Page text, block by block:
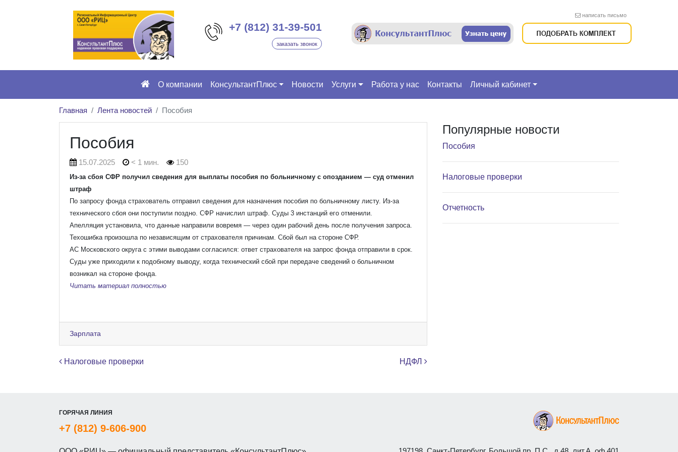
+7 (812) 31-39-501
заказать звонок
написать письмо
О компании КонсультантПлюс Новости Услуги Работа у нас Контакты Личный кабинет
Главная Лента новостей Пособия
Пособия
15.07.2025 < 1 мин. 150
Из-за сбоя СФР получил сведения для выплаты пособия по больничному с опозданием — суд отменил
штраф
По запросу фонда страхователь отправил сведения для назначения пособия по больничному листу. Из-за
технического сбоя они поступили поздно. СФР начислил штраф. Суды 3 инстанций его отменили.
Апелляция установила, что данные направили вовремя — через один рабочий день после получения запроса.
Техошибка произошла по независящим от страхователя причинам. Сбой был на стороне СФР.
АС Московского округа с этими выводами согласился: ответ страхователя на запрос фонда отправили в срок.
Суды уже приходили к подобному выводу, когда технический сбой при передаче сведений о больничном
возникал на стороне фонда.
Читать материал полностью
Зарплата
Навигация по записям
Налоговые проверки НДФЛ
Популярные новости
Пособия
Налоговые проверки
Отчетность
ГОРЯЧАЯ ЛИНИЯ
+7 (812) 9-606-900